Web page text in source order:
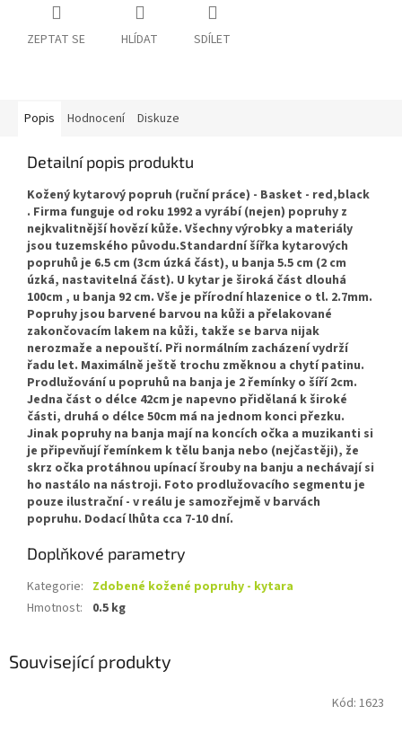
ZEPTAT SE HLÍDAT SDÍLET
Popis Hodnocení Diskuze
Detailní popis produktu
Kožený kytarový popruh (ruční práce) - Basket - red,black
. Firma funguje od roku 1992 a vyrábí (nejen) popruhy z
nejkvalitnější hovězí kůže. Všechny výrobky a materiály
jsou tuzemského původu.Standardní šířka kytarových
popruhů je 6.5 cm (3cm úzká část), u banja 5.5 cm (2 cm
úzká, nastavitelná část). U kytar je široká část dlouhá
100cm , u banja 92 cm. Vše je přírodní hlazenice o tl. 2.7mm.
Popruhy jsou barvené barvou na kůži a přelakované
zakončovacím lakem na kůži, takže se barva nijak
nerozmaže a nepouští. Při normálním zacházení vydrží
řadu let. Maximálně ještě trochu změknou a chytí patinu.
Prodlužování u popruhů na banja je 2 řemínky o šíří 2cm.
Jedna část o délce 42cm je napevno přidělaná k široké
části, druhá o délce 50cm má na jednom konci přezku.
Jinak popruhy na banja mají na koncích očka a muzikanti si
je připevňují řemínkem k tělu banja nebo (nejčastěji), že
skrz očka protáhnou upínací šrouby na banju a nechávají si
ho nastálo na nástroji. Foto prodlužovacího segmentu je
pouze ilustrační - v reálu je samozřejmě v barvách
popruhu. Dodací lhůta cca 7-10 dní.
Doplňkové parametry
Kategorie: Zdobené kožené popruhy - kytara
Hmotnost: 0.5 kg
Související produkty
Kód: 1623